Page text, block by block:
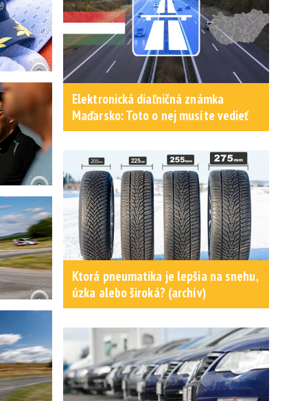
Elektronická diaľničná známka
Maďarsko: Toto o nej musíte vedieť
Ktorá pneumatika je lepšia na snehu,
úzka alebo široká? (archív)